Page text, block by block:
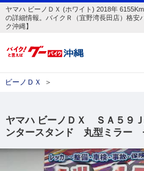
ヤマハ ビーノＤＸ (ホワイト) 2018年
の詳細情報。バイクＲ（宜野湾長田店）格安
ク沖縄】
ビーノＤＸ ＞
ヤマハ ビーノＤＸ ＳＡ５９
ンタースタンド 丸型ミラー